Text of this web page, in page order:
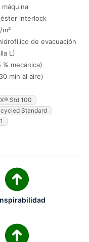
máquina
interlock
de evacuación
L)
% mecánica)
min al aire)
Std 100
Standard